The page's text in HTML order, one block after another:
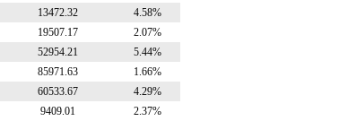
13472.32
4.58%
19507.17
2.07%
52954.21
5.44%
85971.63
1.66%
60533.67
4.29%
9409.01
2.37%